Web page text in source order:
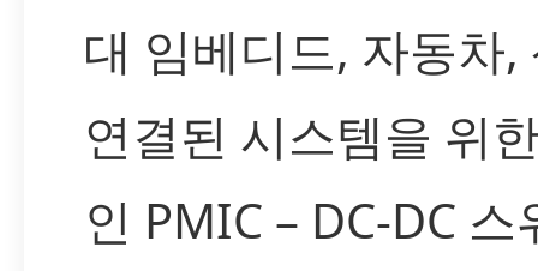
대 임베디드, 자동차,
연결된 시스템을 위
인 PMIC – DC-DC